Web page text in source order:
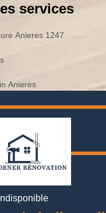
services
Anieres 1247
Anieres